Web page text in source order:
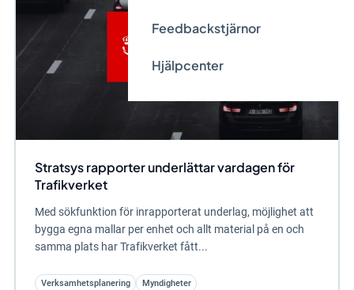
Feedbackstjärnor
Hjälpcenter
Stratsys rapporter underlättar vardagen för
Trafikverket
Med sökfunktion för inrapporterat underlag, möjlighet att
bygga egna mallar per enhet och allt material på en och
samma plats har Trafikverket fått...
Verksamhetsplanering Myndigheter